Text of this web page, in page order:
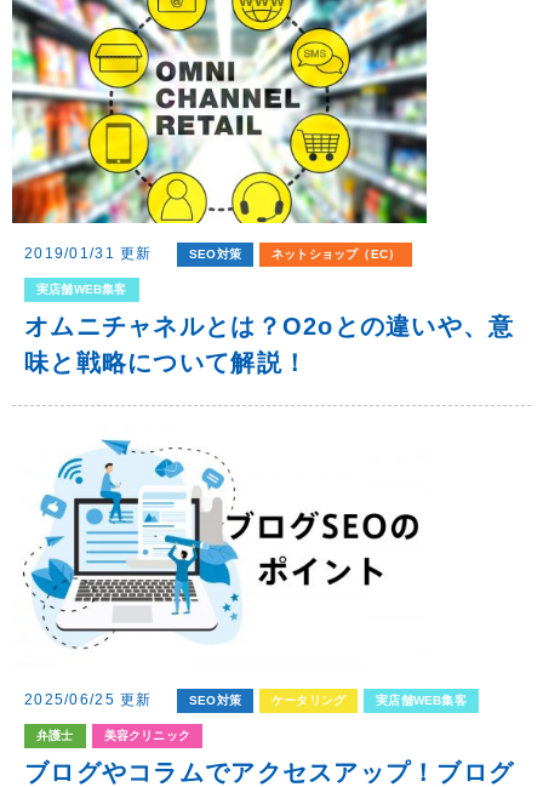
2019/01/31 更新 SEO対策 ネットショップ（EC）
実店舗WEB集客
オムニチャネルとは？o2oとの違いや、意
味と戦略について解説！
2025/06/25 更新 SEO対策 ケータリング 実店舗WEB集客
弁護士 美容クリニック
ブログやコラムでアクセスアップ！ブログ